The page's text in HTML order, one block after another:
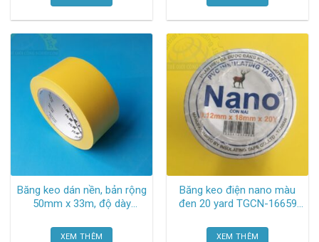
Băng keo dán nền, bản rộng
50mm x 33m, độ dày
TAPE 764 3m
XEM THÊM
Băng keo điện nano màu
đen 20 yard TGCN-16659
XEM THÊM